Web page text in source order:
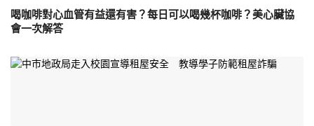
喝咖啡對心血管有益還有害？每日可以喝幾杯咖啡？美心臟協
會一次解答